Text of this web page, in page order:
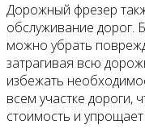
Дорожный фрезер
обслуживание дорог.
можно убрать
затрагивая всю
избежать
всем участке дороги,
стоимость и